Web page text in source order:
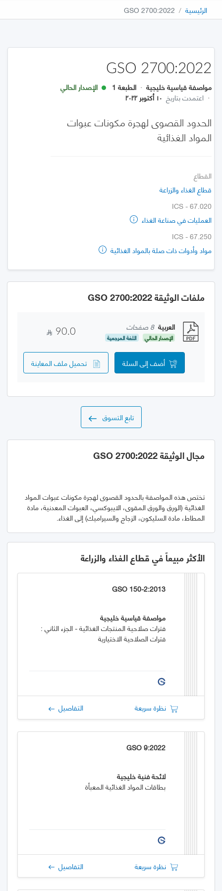
الرئيسية GSO 2700:2022
GSO 2700:2022
مواصفة قياسية خليجية · الطبعة 1
الإصدار الحالي
· اعتمدت بتاريخ ١٠ أكتوبر ٢٠٢٢
الحدود القصوى لهجرة مكونات عبوات
المواد الغذائية
القطاع
قطاع الغذاء والزراعة
ICS - 67.020
العمليات في صناعة الغذاء
ICS - 67.250
مواد وأدوات ذات صلة بالمواد الغذائية
ملفات الوثيقة GSO 2700:2022
العربية 8 صفحات
الإصدار الحالي اللغة المرجعية
90.0
أضف إلى السلة تحميل ملف المعاينة
تابع التسوق
مجال الوثيقة GSO 2700:2022
تختص هذه المواصفة بالحدود القصوى لهجرة مكونات عبوات المواد
الغذائية (الورق والورق المقوى، الايبوكسي، العبوات المعدنية، مادة
المطاط، مادة السليكون، الزجاج والسيراميك) إلى الغذاء.
الأكثر مبيعاً في قطاع الغذاء والزراعة
GSO 150-2:2013
مواصفة قياسية خليجية
فترات صلاحية المنتجات الغذائية - الجزء الثاني :
فترات الصلاحية الاختيارية
نظرة سريعة التفاصيل
GSO 9:2022
لائحة فنية خليجية
بطاقات المواد الغذائية المعبأة
نظرة سريعة التفاصيل